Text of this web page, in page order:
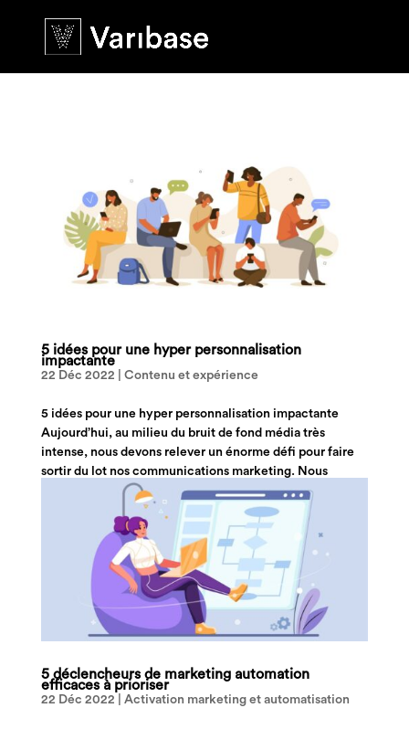
5 idées pour une hyper personnalisation
impactante
22 Déc 2022 Contenu et expérience
5 idées pour une hyper personnalisation impactante
Aujourd’hui, au milieu du bruit de fond média très
intense, nous devons relever un énorme défi pour faire
sortir du lot nos communications marketing. Nous
devons trouver des moyens de créer des messages...
5 déclencheurs de marketing automation
efficaces à prioriser
22 Déc 2022 Activation marketing et automatisation